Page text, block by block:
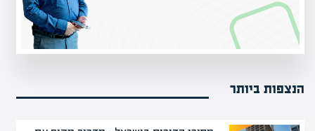
הנצפות ביותר